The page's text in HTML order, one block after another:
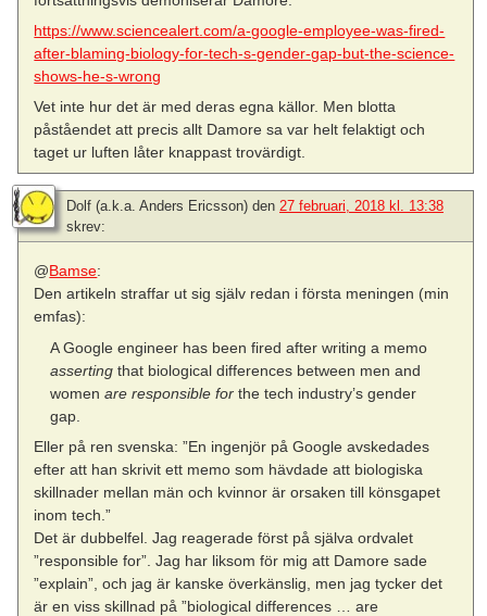
https://www.sciencealert.com/a-google-employee-was-fired-
after-blaming-biology-for-tech-s-gender-gap-but-the-science-
shows-he-s-wrong
Vet inte hur det är med deras egna källor. Men blotta
påståendet att precis allt Damore sa var helt felaktigt och
taget ur luften låter knappast trovärdigt.
Dolf (a.k.a. Anders Ericsson) den 27 februari, 2018 kl. 13:38
skrev:
@Bamse:
Den artikeln straffar ut sig själv redan i första meningen (min
emfas):
A Google engineer has been fired after writing a memo
assertingthat biological differences between men and
women are responsible forthe tech industry’s gender
gap.
Eller på ren svenska: ”En ingenjör på Google avskedades
efter att han skrivit ett memo som hävdade att biologiska
skillnader mellan män och kvinnor är orsaken till könsgapet
inom tech.”
Det är dubbelfel. Jag reagerade först på själva ordvalet
”responsible for”. Jag har liksom för mig att Damore sade
”explain”, och jag är kanske överkänslig, men jag tycker det
är en viss skillnad på ”biological differences … are